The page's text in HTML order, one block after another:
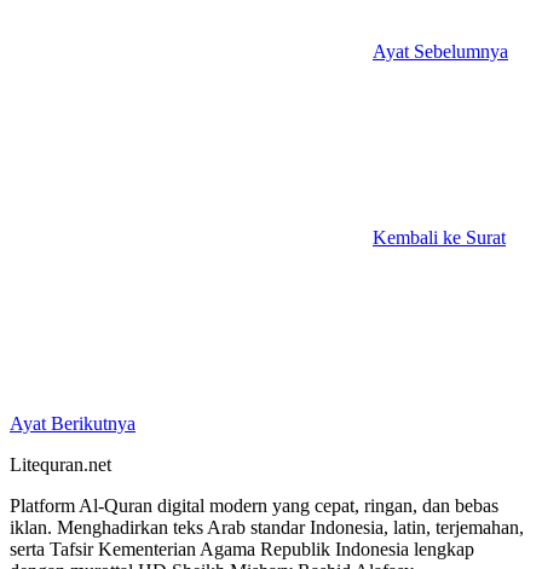
Ayat Sebelumnya
Kembali ke Surat
Ayat Berikutnya
Litequran.net
Platform Al-Quran digital modern yang cepat, ringan, dan bebas
iklan. Menghadirkan teks Arab standar Indonesia, latin, terjemahan,
serta Tafsir Kementerian Agama Republik Indonesia lengkap